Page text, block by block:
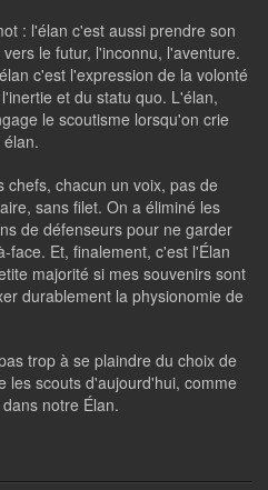
: l'élan c'est aussi prendre son
le futur, l'inconnu, l'aventure.
c'est l'expression de la volonté
et du statu quo. L'élan,
le scoutisme lorsqu'on crie
chefs, chacun un voix, pas de
sans filet. On a éliminé les
de défenseurs pour ne garder
face. Et, finalement, c'est l'Élan
majorité si mes souvenirs sont
durablement la physionomie de
trop à se plaindre du choix de
les scouts d'aujourd'hui, comme
notre Élan.